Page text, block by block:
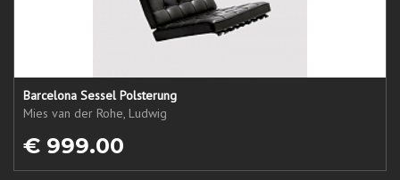
Barcelona Sessel Polsterung
Mies van der Rohe, Ludwig
€ 999.00